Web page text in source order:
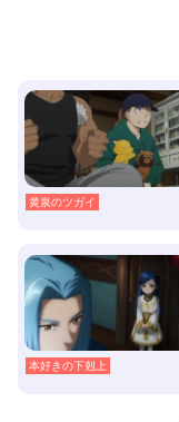
黄泉のツガイ
本好きの下剋上